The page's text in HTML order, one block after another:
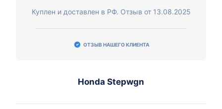
Куплен и доставлен в РФ. Отзыв от 13.08.2025
ОТЗЫВ НАШЕГО КЛИЕНТА
Honda Stepwgn